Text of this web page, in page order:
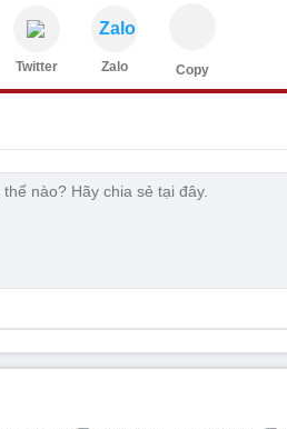
Twitter
Zalo
Zalo Copy